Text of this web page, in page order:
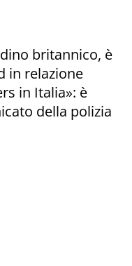
britannico, è
in relazione
in Italia»: è
della polizia